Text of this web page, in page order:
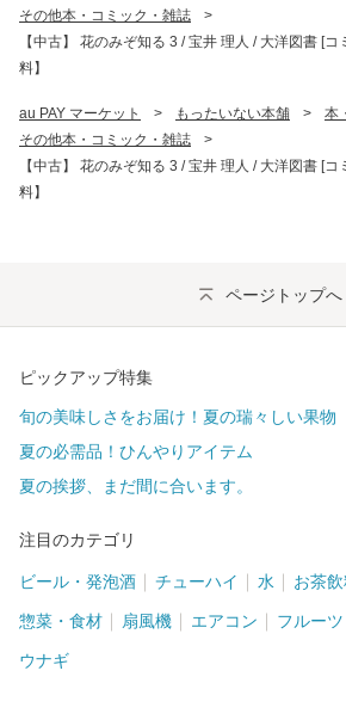
その他本・コミック・雑誌
>
【中古】 花のみぞ知る 3 / 宝井 理人 / 大洋図書 [
料】
au PAY マーケット > もったいない本舗 > 本
その他本・コミック・雑誌
>
【中古】 花のみぞ知る 3 / 宝井 理人 / 大洋図書 [
料】
ページトップへ
ピックアップ特集
旬の美味しさをお届け！夏の瑞々しい果物
夏の必需品！ひんやりアイテム
夏の挨拶、まだ間に合います。
注目のカテゴリ
ビール・発泡酒 チューハイ 水 お茶
惣菜・食材 扇風機 エアコン フルーツ
ウナギ